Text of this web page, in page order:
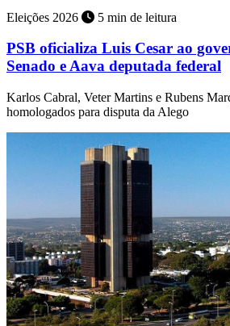
Eleições 2026 5 min de leitura
PSB oficializa Luis Cesar ao
Senado e Aava deputada federal
Karlos Cabral, Veter Martins e Rubens
homologados para disputa da Alego